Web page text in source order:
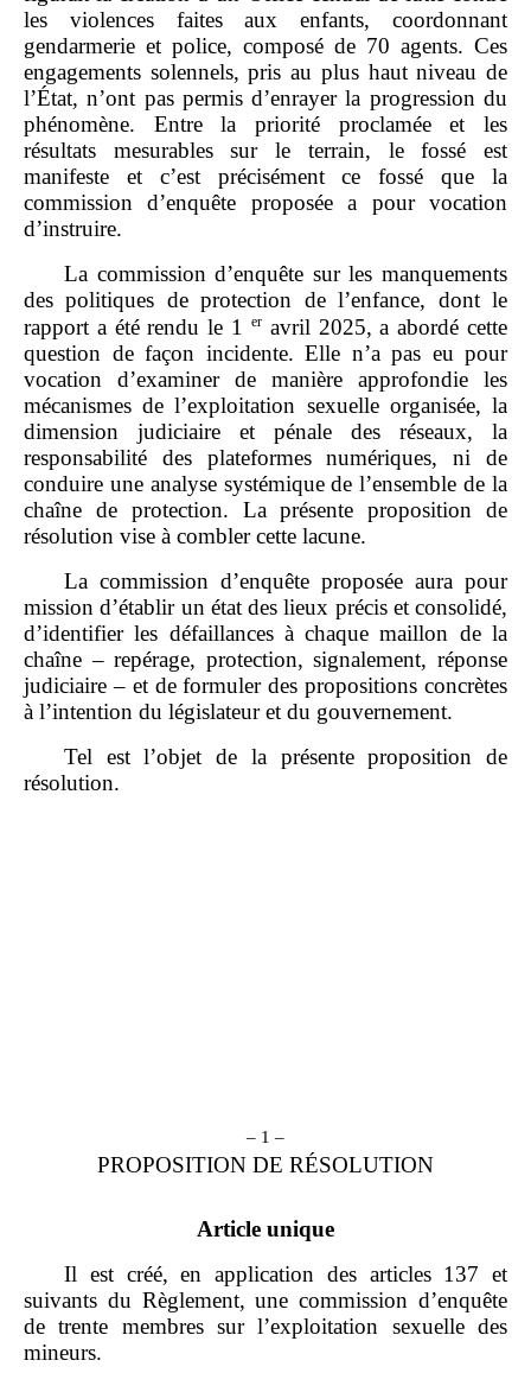
les violences faites aux enfants, coordonnant
gendarmerie et police, composé de 70 agents. Ces
engagements solennels, pris au plus haut niveau de
l’État, n’ont pas permis d’enrayer la progression du
phénomène. Entre la priorité proclamée et les
résultats mesurables sur le terrain, le fossé est
manifeste et c’est précisément ce fossé que la
commission d’enquête proposée a pour vocation
d’instruire.
La commission d’enquête sur les manquements
des politiques de protection de l’enfance, dont le
rapport a été rendu le 1
eravril 2025, a abordé cette
question de façon incidente. Elle n’a pas eu pour
vocation d’examiner de manière approfondie les
mécanismes de l’exploitation sexuelle organisée, la
dimension judiciaire et pénale des réseaux, la
responsabilité des plateformes numériques, ni de
conduire une analyse systémique de l’ensemble de la
chaîne de protection. La présente proposition de
résolution vise à combler cette lacune.
La commission d’enquête proposée aura pour
mission d’établir un état des lieux précis et consolidé,
d’identifier les défaillances à chaque maillon de la
chaîne – repérage, protection, signalement, réponse
judiciaire – et de formuler des propositions concrètes
à l’intention du législateur et du gouvernement.
Tel est l’objet de la présente proposition de
résolution.
– 1 –
PROPOSITION DE RÉSOLUTION
Article unique
Il est créé, en application des articles 137 et
suivants du Règlement, une commission d’enquête
de trente membres sur l’exploitation sexuelle des
mineurs.